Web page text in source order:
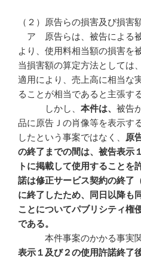
（２）原告らの損害及び損害
ア 原告らは、被告による
より、使用料相当額の損害を
当損害額の算定方法としては
適用により、売上高に相当な
ることが相当であると主張する
しかし、 本件は、 被告
品に原告Ｊの肖像等を表示す
したという事案ではなく、
原
の終了までの間は、被告表示
トに掲載して使用することを
諾は修正サービス契約の終了
に終了したため、同日以降も
ことについてパブリシティ権
である。
本件事案のかかる事実関
表示１及び２の使用許諾終了